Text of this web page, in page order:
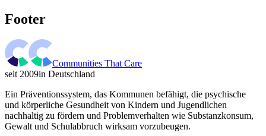
Footer
Communities That Care
seit 2009in Deutschland
Ein Präventionssystem, das Kommunen befähigt, die psychische
und körperliche Gesundheit von Kindern und Jugendlichen
nachhaltig zu fördern und Problemverhalten wie Substanzkonsum,
Gewalt und Schulabbruch wirksam vorzubeugen.